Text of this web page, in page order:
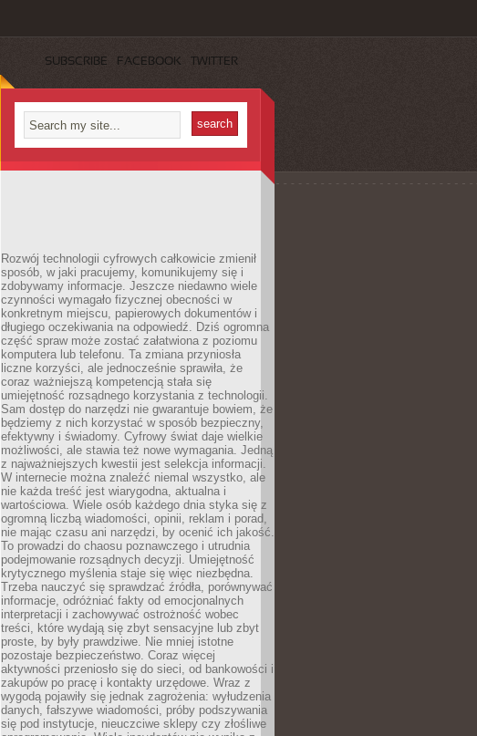
SUBSCRIBE FACEBOOK TWITTER
Rozwój technologii cyfrowych całkowicie zmienił
sposób, w jaki pracujemy, komunikujemy się i
zdobywamy informacje. Jeszcze niedawno wiele
czynności wymagało fizycznej obecności w
konkretnym miejscu, papierowych dokumentów i
długiego oczekiwania na odpowiedź. Dziś ogromna
część spraw może zostać załatwiona z poziomu
komputera lub telefonu. Ta zmiana przyniosła
liczne korzyści, ale jednocześnie sprawiła, że
coraz ważniejszą kompetencją stała się
umiejętność rozsądnego korzystania z technologii.
Sam dostęp do narzędzi nie gwarantuje bowiem, że
będziemy z nich korzystać w sposób bezpieczny,
efektywny i świadomy. Cyfrowy świat daje wielkie
możliwości, ale stawia też nowe wymagania. Jedną
z najważniejszych kwestii jest selekcja informacji.
W internecie można znaleźć niemal wszystko, ale
nie każda treść jest wiarygodna, aktualna i
wartościowa. Wiele osób każdego dnia styka się z
ogromną liczbą wiadomości, opinii, reklam i porad,
nie mając czasu ani narzędzi, by ocenić ich jakość.
To prowadzi do chaosu poznawczego i utrudnia
podejmowanie rozsądnych decyzji. Umiejętność
krytycznego myślenia staje się więc niezbędna.
Trzeba nauczyć się sprawdzać źródła, porównywać
informacje, odróżniać fakty od emocjonalnych
interpretacji i zachowywać ostrożność wobec
treści, które wydają się zbyt sensacyjne lub zbyt
proste, by były prawdziwe. Nie mniej istotne
pozostaje bezpieczeństwo. Coraz więcej
aktywności przeniosło się do sieci, od bankowości i
zakupów po pracę i kontakty urzędowe. Wraz z
wygodą pojawiły się jednak zagrożenia: wyłudzenia
danych, fałszywe wiadomości, próby podszywania
się pod instytucje, nieuczciwe sklepy czy złośliwe